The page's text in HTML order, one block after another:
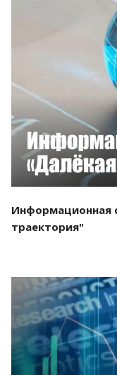
Информационная
траектория"